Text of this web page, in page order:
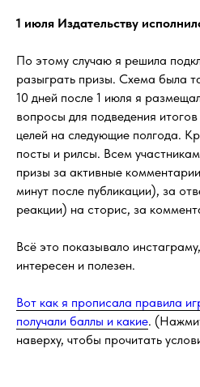
1 июля Издательству
По этому случаю я решила
разыграть призы. Схема была
10 дней после 1 июля я
вопросы для подведения
целей на следующие полгода.
посты и рилсы. Всем
призы за активные
минут после публикации), за
реакции) на сторис, за
Всё это показывало
интересен и полезен.
Вот как я прописала правила
получали баллы и какие.
наверху, чтобы прочитать